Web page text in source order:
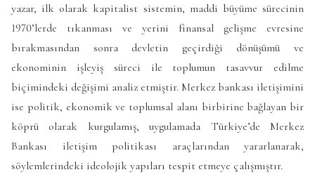
yazar, ilk olarak kapitalist sistemin, maddi büyüme sürecinin
1970’lerde tıkanması ve yerini finansal gelişme evresine
bırakmasından sonra devletin geçirdiği dönüşümü ve
ekonominin işleyiş süreci ile toplumun tasavvur edilme
biçimindeki değişimi analiz etmiştir. Merkez bankası iletişimini
ise politik, ekonomik ve toplumsal alanı birbirine bağlayan bir
köprü olarak kurgulamış, uygulamada Türkiye’de Merkez
Bankası iletişim politikası araçlarından yararlanarak,
söylemlerindeki ideolojik yapıları tespit etmeye çalışmıştır.